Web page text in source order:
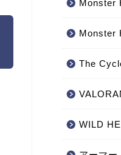
Monster
‎Monster
The
WILD